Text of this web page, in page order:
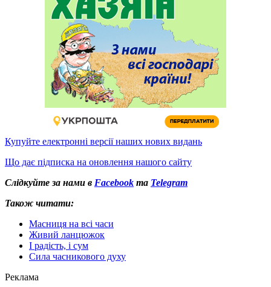
Купуйте електронні версії наших нових видань
Що дає підписка на оновлення нашого сайту
Слідкуйте за нами в Facebook та Telegram
Також читати:
Масниця на всі часи
Живий ланцюжок
І радість, і сум
Сила часникового духу
Реклама